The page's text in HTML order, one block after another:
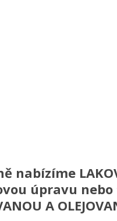
nabízíme
úpravu
A